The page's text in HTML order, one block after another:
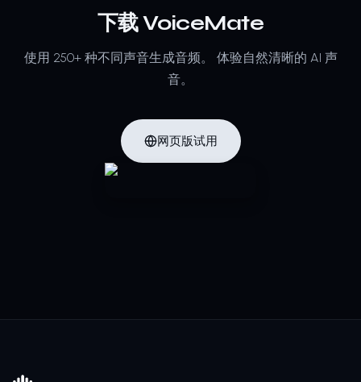
下载 VoiceMate
使用 250+ 种不同声音生成音频。
体验自然清晰的 AI 声
音。
网页版试用